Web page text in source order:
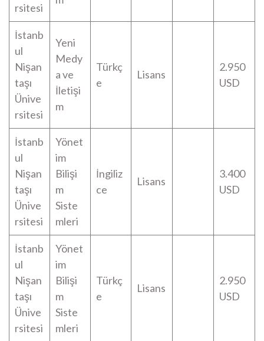
rsitesi
İstanb
ul
Nişan
taşı
Ünive
rsitesi
Yeni
Medy
a ve
İletişi
m
Türkç
e
Lisans
2.950
USD
İstanb
ul
Nişan
taşı
Ünive
rsitesi
Yönet
im
Bilişi
m
Siste
mleri
İngiliz
ce
Lisans
3.400
USD
İstanb
ul
Nişan
taşı
Ünive
rsitesi
Yönet
im
Bilişi
m
Siste
mleri
Türkç
e
Lisans
2.950
USD